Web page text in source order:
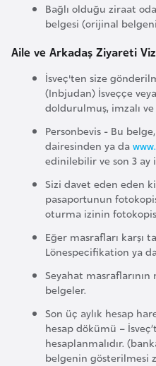
Bağlı olduğu ziraat
belgesi (orijinal
Aile ve Arkadaş Ziyareti
İsveç'ten size
(Inbjudan) İsveççe
doldurulmuş, imzalı
Personbevis - Bu
dairesinden ya da
edinilebilir ve son 3 ay
Sizi davet eden eden
pasaportunun
oturma izinin
Eğer masrafları karşı
Lönespecifikation ya
Seyahat masraflarının
belgeler.
Son üç aylık hesap
hesap dökümü –
hesaplanmalıdır.
belgenin gösterilmesi
F
m